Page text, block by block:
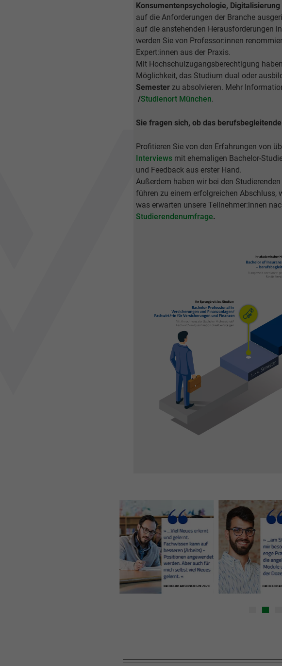
Konsumentenpsychologie, Digitalisierung
auf die Anforderungen der Branche
auf die anstehenden Herausforderungen
werden Sie von Professor:innen
Expert:innen aus der Praxis.
Mit Hochschulzugangsberechtigung
Möglichkeit, das Studium dual oder
Semester zu absolvieren. Mehr
/Studienort München.
Sie fragen sich, ob das
Profitieren Sie von den Erfahrungen von
Interviewsmit ehemaligen Bachelor-
und Feedback aus erster Hand.
Außerdem haben wir bei den
führen zu einem erfolgreichen Abschluss,
was erwarten unsere Teilnehmer:innen
Studierendenumfrage.